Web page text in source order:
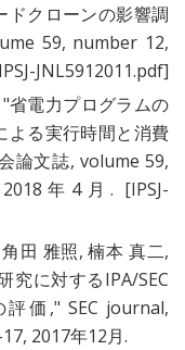
ドクローンの影響調
59, number 12,
JNL5912011.pdf]
省電力プログラムの
よる実行時間と消費
論文誌, volume 59,
2018年4月. [IPSJ-
角田 雅照,楠本 真二,
究に対するIPA/SEC
評価 ," SEC journal,
2017年12月.